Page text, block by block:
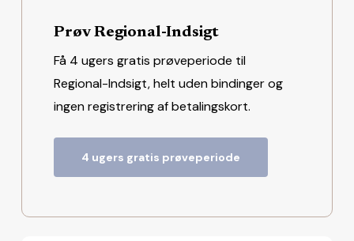
Prøv Regional-Indsigt
Få 4 ugers gratis prøveperiode til
Regional-Indsigt, helt uden bindinger og
ingen registrering af betalingskort.
4 ugers gratis prøveperiode